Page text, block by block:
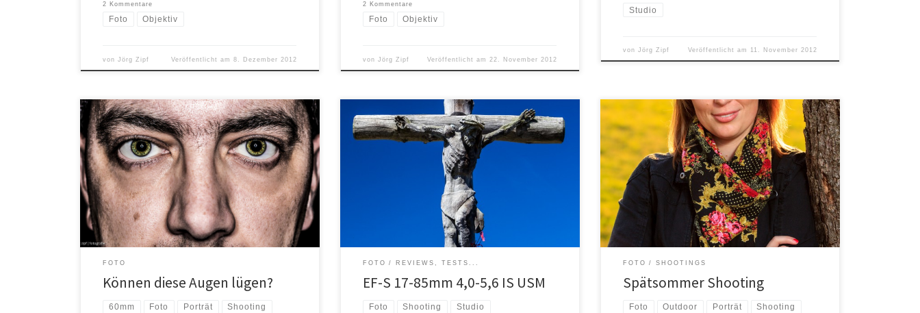
2 Kommentare
Foto Objektiv
vonJörg Zipf Veröffentlicht am 8. Dezember 2012
2 Kommentare
Foto Objektiv
vonJörg Zipf Veröffentlicht am 22. November 2012
Studio
vonJörg Zipf Veröffentlicht am 11. November 2012
Augen – Ausstrahlung des Lebens. Augen geben für
mich das Leben wieder. Sind sie geschlossen, schläft
man oder man ist tot. Mit ihnen nehmen wir alles um
uns herum visuell war. Sie sind unser Tor zu Licht und
Schatten. Ich wollte schon länger mal ein Augen-
Shooting machen und werde es […]
FOTO
Können diese Augen lügen?
60mm Foto Porträt Shooting
Das ist kein Code, nein, Canon Fotografen wird es ein
Begriff sein. Es war lange Zeit „das“ Kit-Objektiv der
zweistelligen Canon DSLR Serie. Viel verschrien und in
den Kritiken und Tests oft zerrissen, aber im
Preis/Leistungsverhältnis unschlagbar. Ich muss
gestehen, ich habe das Objektiv bis jetzt auch immer
FOTO REVIEWS, TESTS...
EF-S 17-85mm 4,0-5,6 IS USM
Foto Shooting Studio
Nachdem ich viel über Porträtfotografie gelesen, mir
etliche Videotutorials (z.B. von Alexander Heinrichs)
angesehen und im April einen Workshop bei Jens
Küpper in Berlin gemacht habe, wird es jetzt Zeit, das
angelesene und gelernte Wissen in der Praxis auch
umzusetzen. Inzwischen habe ich auch einiges an
Equipment was man eben […]
FOTO SHOOTINGS
Spätsommer Shooting
Foto Outdoor Porträt Shooting